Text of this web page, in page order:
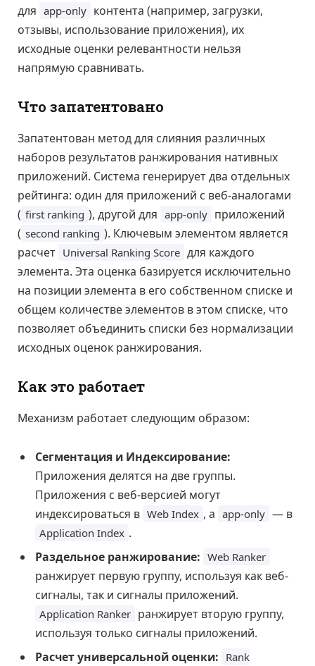
для app-only контента (например, загрузки,
отзывы, использование приложения), их
исходные оценки релевантности нельзя
напрямую сравнивать.
Что запатентовано
Запатентован метод для слияния различных
наборов результатов ранжирования нативных
приложений. Система генерирует два отдельных
рейтинга: один для приложений с веб-аналогами
( first ranking ), другой для app-only приложений
( second ranking ). Ключевым элементом является
расчет Universal Ranking Score для каждого
элемента. Эта оценка базируется исключительно
на позиции элемента в его собственном списке и
общем количестве элементов в этом списке, что
позволяет объединить списки без нормализации
исходных оценок ранжирования.
Как это работает
Механизм работает следующим образом:
Сегментация и Индексирование:
Приложения делятся на две группы.
Приложения с веб-версией могут
индексироваться в Web Index , а app-only — в
Application Index .
Раздельное ранжирование: Web Ranker
ранжирует первую группу, используя как веб-
сигналы, так и сигналы приложений.
Application Ranker ранжирует вторую группу,
используя только сигналы приложений.
Расчет универсальной оценки: Rank